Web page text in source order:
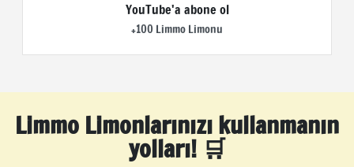
YouTube'a abone ol
+100 Limmo Limonu
Limmo Limonlarınızı kullanmanın
yolları! 🛒